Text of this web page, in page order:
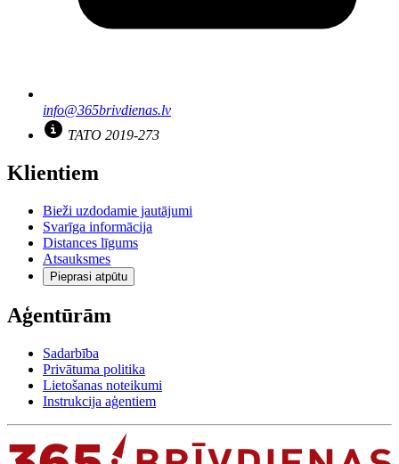
info@365brivdienas.lv
TATO 2019-273
Klientiem
Bieži uzdodamie jautājumi
Svarīga informācija
Distances līgums
Atsauksmes
Pieprasi atpūtu
Aģentūrām
Sadarbība
Privātuma politika
Lietošanas noteikumi
Instrukcija aģentiem